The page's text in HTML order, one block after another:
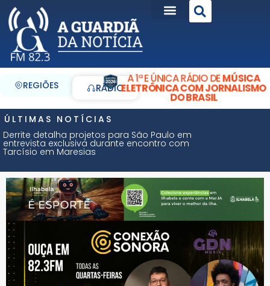
REGIÕES RÁDIO
A 1ª E ÚNICA RÁDIO DEMÚSICA
ELETRÔNICA COM JORNALISMO
DO BRASIL
ÚLTIMAS NOTÍCIAS
Derrite detalha projetos para São Paulo em
entrevista exclusiva durante encontro com
Tarcísio em Maresias